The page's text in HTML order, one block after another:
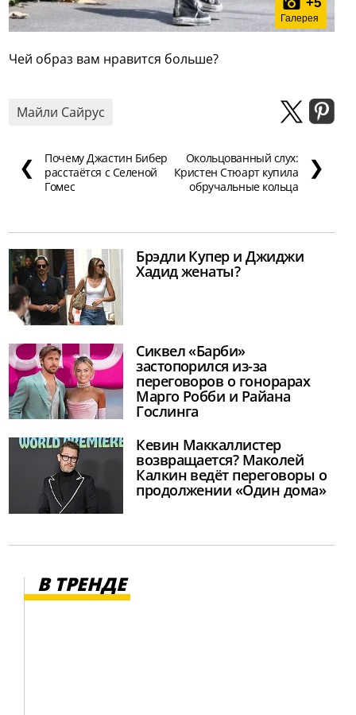
+5
Галерея
Чей образ вам нравится больше?
Майли Сайрус
❮
Почему Джастин Бибер
расстаётся с Селеной
Гомес
Окольцованный слух:
Кристен Стюарт купила
обручальные кольца
❯
Брэдли Купер и Джиджи
Хадид женаты?
Сиквел «Барби»
застопорился из-за
переговоров о гонорарах
Марго Робби и Райана
Гослинга
Кевин Маккаллистер
возвращается? Маколей
Калкин ведёт переговоры о
продолжении «Один дома»
В ТРЕНДЕ